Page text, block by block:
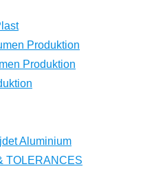
Produktion
Produktion
Aluminium
TOLERANCES